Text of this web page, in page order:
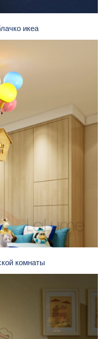
икеа
комнаты